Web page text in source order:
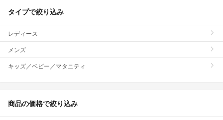
タイプで絞り込み
レディース
メンズ
キッズ／ベビー／マタニティ
商品の価格で絞り込み